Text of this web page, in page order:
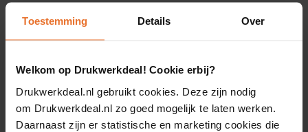
Toestemming Details Over
Welkom op Drukwerkdeal! Cookie erbij?
Drukwerkdeal.nl gebruikt cookies. Deze zijn nodig
om Drukwerkdeal.nl zo goed mogelijk te laten werken.
Daarnaast zijn er statistische en marketing cookies die